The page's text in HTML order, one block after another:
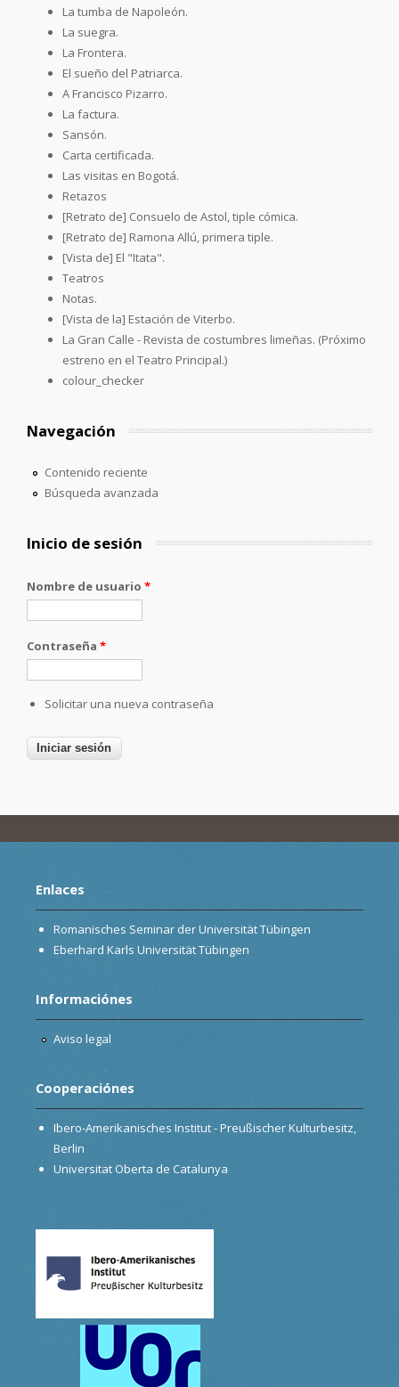
La tumba de Napoleón.
La suegra.
La Frontera.
El sueño del Patriarca.
A Francisco Pizarro.
La factura.
Sansón.
Carta certificada.
Las visitas en Bogotá.
Retazos
[Retrato de] Consuelo de Astol, tiple cómica.
[Retrato de] Ramona Allú, primera tiple.
[Vista de] El "Itata".
Teatros
Notas.
[Vista de la] Estación de Viterbo.
La Gran Calle - Revista de costumbres limeñas. (Próximo
estreno en el Teatro Principal.)
colour_checker
Navegación
Contenido reciente
Búsqueda avanzada
Inicio de sesión
Nombre de usuario *
Contraseña *
Solicitar una nueva contraseña
Enlaces
Romanisches Seminar der Universität Tübingen
Eberhard Karls Universität Tübingen
Informaciónes
Aviso legal
Cooperaciónes
Ibero-Amerikanisches Institut - Preußischer Kulturbesitz,
Berlin
Universitat Oberta de Catalunya